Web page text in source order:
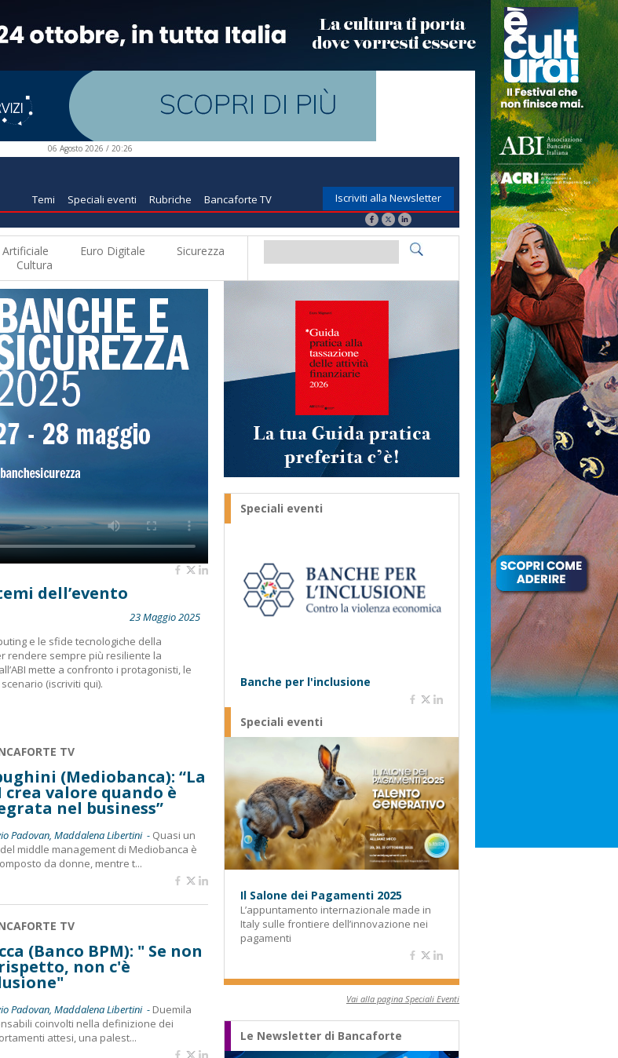
06 Agosto 2026 / 20:26
Temi Speciali eventi Rubriche Bancaforte TV Iscriviti alla Newsletter
Euro Digitale
Sicurezza
Cultura
dell’evento
23 Maggio 2025
e le sfide tecnologiche della
rendere sempre più resiliente la
mette a confronto i protagonisti, le
(iscriviti qui).
TV
(Mediobanca): “La
crea valore quando è
nel business”
Padovan, Maddalena Libertini - Quasi un
middle management di Mediobanca è
da donne, mentre t...
TV
(Banco BPM): " Se non
non c'è
Padovan, Maddalena Libertini - Duemila
coinvolti nella definizione dei
attesi, una palest...
Speciali eventi
Banche per l'inclusione
Speciali eventi
Il Salone dei Pagamenti 2025
L’appuntamento internazionale made in
Italy sulle frontiere dell’innovazione nei
pagamenti
Vai alla pagina Speciali Eventi
Le Newsletter di Bancaforte